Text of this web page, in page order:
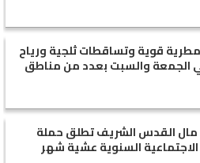
قوية وتساقطات ثلجية ورياح
الجمعة والسبت بعدد من مناطق
مال القدس الشريف تطلق حملة
السنوية عشية شهر